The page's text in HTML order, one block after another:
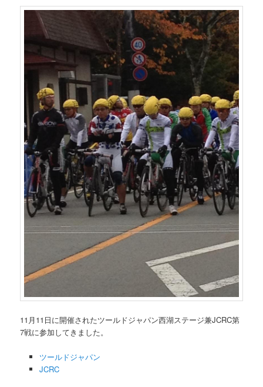
11月11日に開催されたツールドジャパン西湖ステージ兼JCRC第
7戦に参加してきました。
ツールドジャパン
JCRC